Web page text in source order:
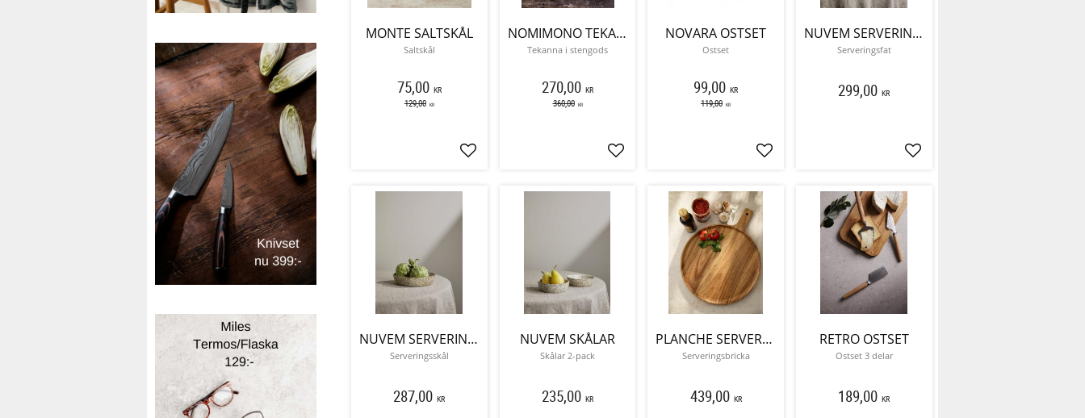
MONTE SALTSKÅL
Saltskål
75,00 KR
129,00 KR
Lägg till i favoriter
NOMIMONO TEKANNA
Tekanna i stengods
270,00 KR
360,00 KR
Lägg till i favoriter
NOVARA OSTSET
Ostset
99,00 KR
119,00 KR
Lägg till i favoriter
NUVEM SERVERINGSFAT
Serveringsfat
299,00 KR
Lägg till i favoriter
NUVEM SERVERINGSSKÅL
Serveringsskål
287,00 KR
NUVEM SKÅLAR
Skålar 2-pack
235,00 KR
PLANCHE SERVERINGSBRICKA
Serveringsbricka
439,00 KR
RETRO OSTSET
Ostset 3 delar
189,00 KR